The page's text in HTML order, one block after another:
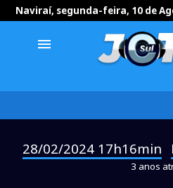
Naviraí, segunda-feira, 10 de
menu
28/02/2024 17h16min
3 anos